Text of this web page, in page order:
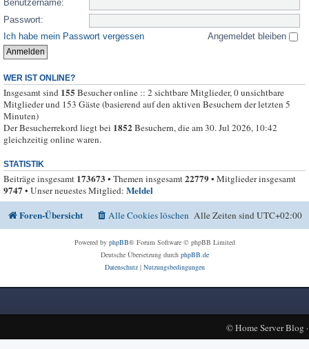
Benutzername:
Passwort:
Ich habe mein Passwort vergessen
Angemeldet bleiben
WER IST ONLINE?
Insgesamt sind 155 Besucher online :: 2 sichtbare Mitglieder, 0 unsichtbare
Mitglieder und 153 Gäste (basierend auf den aktiven Besuchern der letzten 5
Minuten)
Der Besucherrekord liegt bei 1852Besuchern, die am 30. Jul 2026, 10:42
gleichzeitig online waren.
STATISTIK
Beiträge insgesamt 173673 • Themen insgesamt22779• Mitglieder insgesamt
9747• Unser neuestes Mitglied: Meldel
Foren-Übersicht
Alle Zeiten sindUTC+02:00
Alle Cookies löschen
Powered by phpBB® Forum Software © phpBB Limited
Deutsche Übersetzung durch phpBB.de
Datenschutz| Nutzungsbedingungen
©Home Server Blog